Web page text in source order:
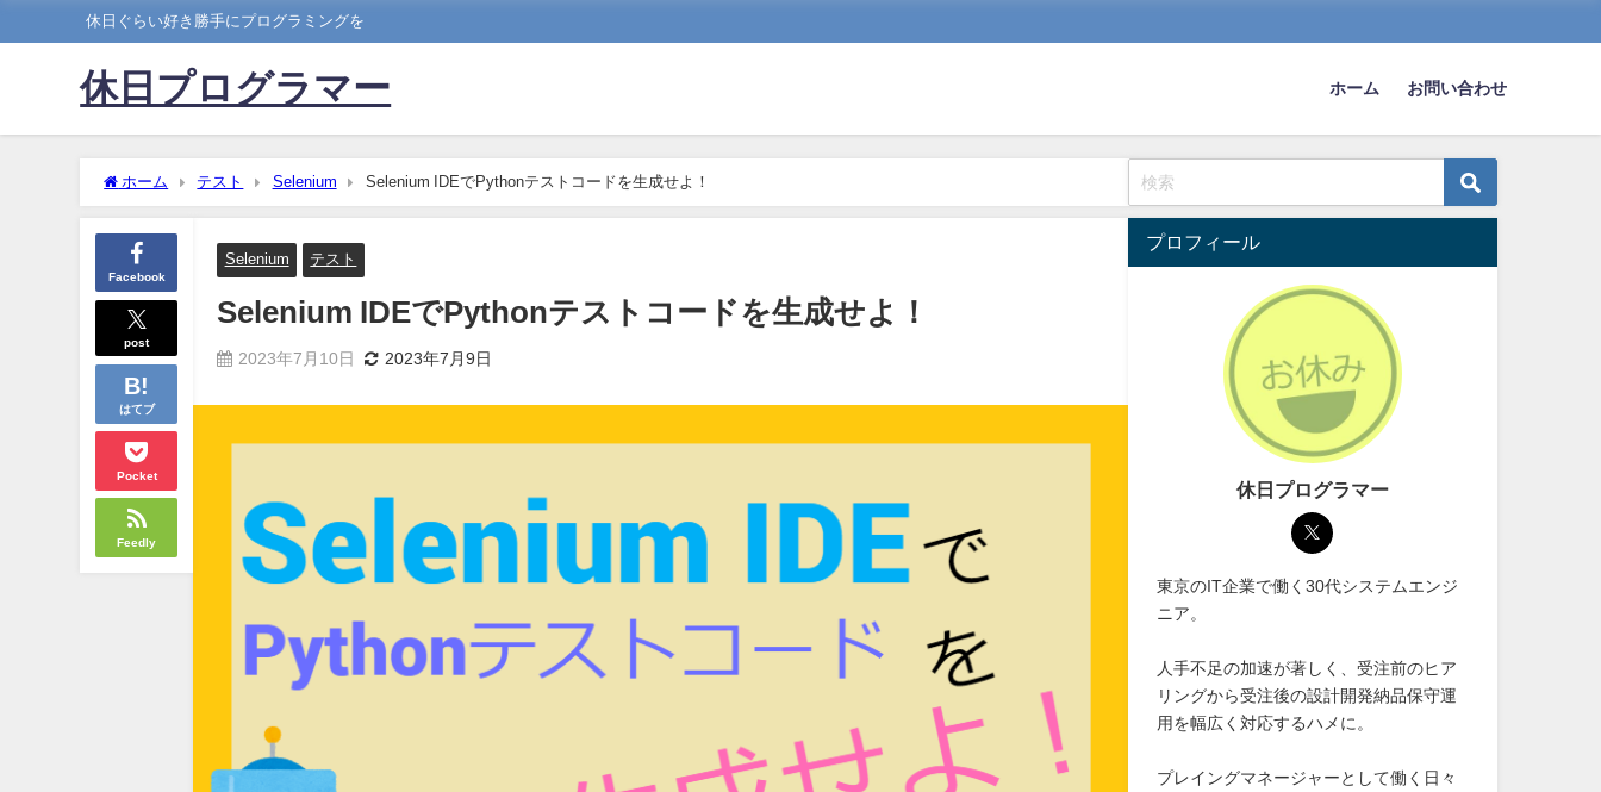
休日ぐらい好き勝手にプログラミングを
休日プログラマー ホーム お問い合わせ
ホーム テスト Selenium Selenium IDEでPythonテストコードを生成せよ！
Facebook
post
はてブ
Pocket
Feedly
Selenium テスト
Selenium IDEでPythonテストコードを生成せよ！
2023年7月10日 2023年7月9日
プロフィール
休日プログラマー
東京のIT企業で働く30代システムエンジ
ニア。
人手不足の加速が著しく、受注前のヒア
リングから受注後の設計開発納品保守運
用を幅広く対応するハメに。
プレイングマネージャーとして働く日々